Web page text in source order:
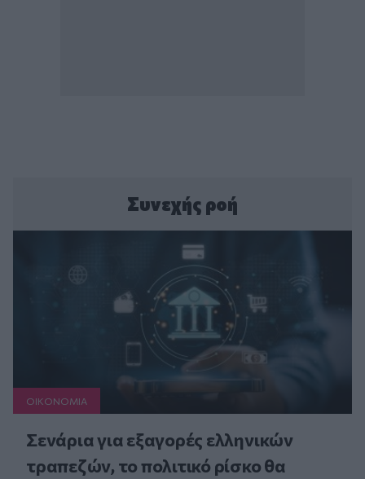
Συνεχής ροή
ΟΙΚΟΝΟΜΙΑ
Σενάρια για εξαγορές ελληνικών
τραπεζών, το πολιτικό ρίσκο θα